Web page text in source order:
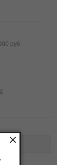
руб
Оплата